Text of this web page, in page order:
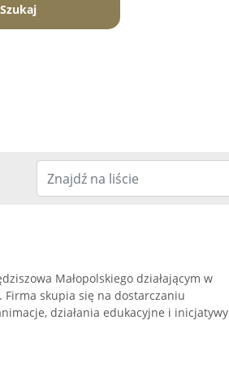
Szukaj
Małopolskiego działającym w
skupia się na dostarczaniu
działania edukacyjne i inicjatywy